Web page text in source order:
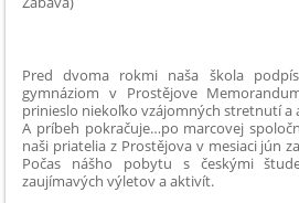
Pred dvoma rokmi naša škola
gymnáziom v Prostějove
prinieslo niekoľko vzájomných stretnutí a
A príbeh pokračuje…po marcovej
naši priatelia z Prostějova v mesiaci jún
Počas nášho pobytu s českými
zaujímavých výletov a aktivít.